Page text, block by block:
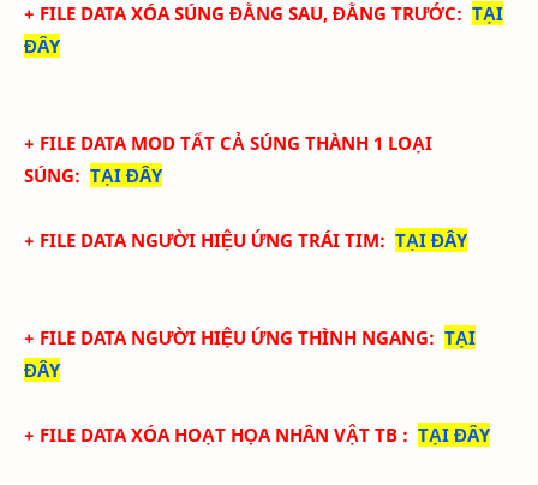
+ FILE DATA XÓA SÚNG ĐẰNG SAU, ĐẰNG TRƯỚC: TẠI
ĐÂY
+ FILE DATA MOD TẤT CẢ SÚNG THÀNH 1 LOẠI
SÚNG: TẠI ĐÂY
+ FILE DATA NGƯỜI HIỆU ỨNG TRÁI TIM: TẠI ĐÂY
+ FILE DATA NGƯỜI HIỆU ỨNG THÌNH NGANG: TẠI
ĐÂY
+ FILE DATA XÓA HOẠT HỌA NHÂN VẬT TB : TẠI ĐÂY